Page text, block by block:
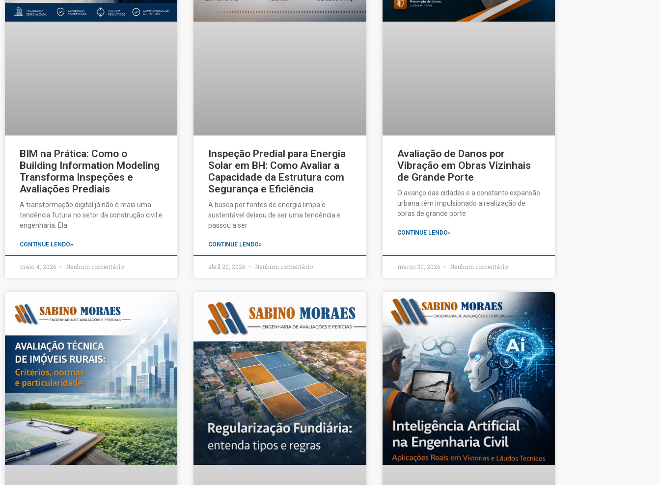
BIM na Prática: Como o
Building Information Modeling
Transforma Inspeções e
Avaliações Prediais
A transformação digital já não é mais uma
tendência futura no setor da construção civil e
engenharia. Ela
CONTINUE LENDO»
maio 4, 2026 Nenhum comentário
Inspeção Predial para Energia
Solar em BH: Como Avaliar a
Capacidade da Estrutura com
Segurança e Eficiência
A busca por fontes de energia limpa e
sustentável deixou de ser uma tendência e
passou a ser
CONTINUE LENDO»
abril 20, 2026 Nenhum comentário
Avaliação de Danos por
Vibração em Obras Vizinhais
de Grande Porte
O avanço das cidades e a constante expansão
urbana têm impulsionado a realização de
obras de grande porte
CONTINUE LENDO»
março 30, 2026 Nenhum comentário